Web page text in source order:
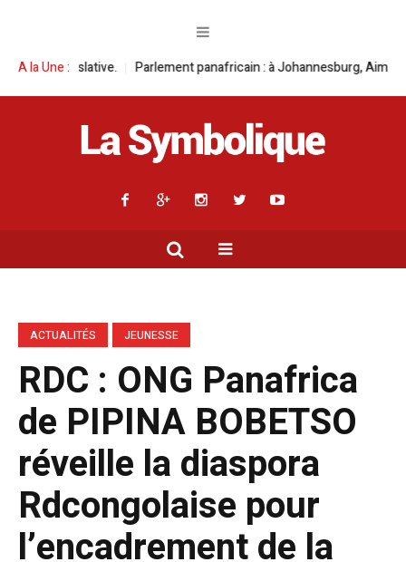
A la Une :panafricain : à Johannesburg, Aimé Boji Sangara multiplie les
ACTUALITÉS JEUNESSE
RDC : ONG Panafrica
de PIPINA BOBETSO
réveille la diaspora
Rdcongolaise pour
l’encadrement de la